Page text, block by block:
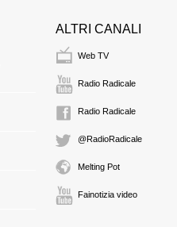
ALTRI CANALI
Web TV
Radio Radicale
Radio Radicale
@RadioRadicale
Melting Pot
Fainotizia video